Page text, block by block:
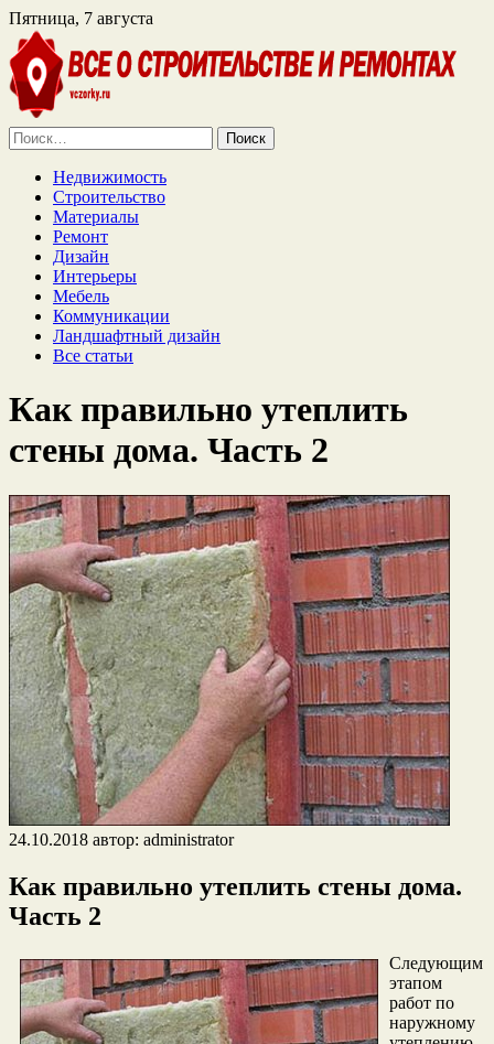
Пятница, 7 августа
Найти:
Недвижимость
Строительство
Материалы
Ремонт
Дизайн
Интерьеры
Мебель
Коммуникации
Ландшафтный дизайн
Все статьи
Как правильно утеплить
стены дома. Часть 2
24.10.2018 автор: administrator
Как правильно утеплить стены дома.
Часть 2
Следующим
этапом
работ по
наружному